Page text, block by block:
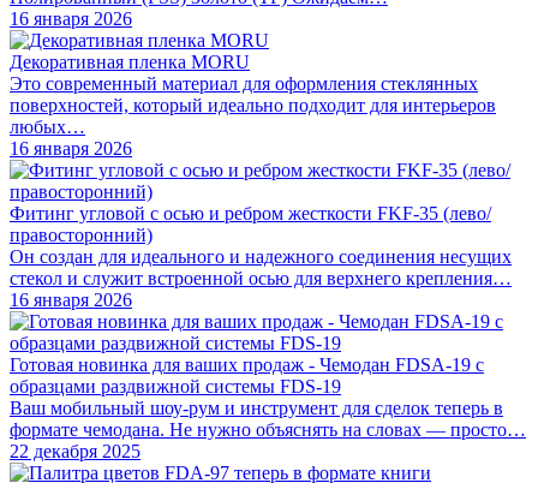
16 января 2026
Декоративная пленка MORU
Это современный материал для оформления стеклянных
поверхностей, который идеально подходит для интерьеров
любых…
16 января 2026
Фитинг угловой с осью и ребром жесткости FKF-35 (лево/
правосторонний)
Он создан для идеального и надежного соединения несущих
стекол и служит встроенной осью для верхнего крепления…
16 января 2026
Готовая новинка для ваших продаж - Чемодан FDSA-19 с
образцами раздвижной системы FDS‑19
Ваш мобильный шоу-рум и инструмент для сделок теперь в
формате чемодана. Не нужно объяснять на словах — просто…
22 декабря 2025